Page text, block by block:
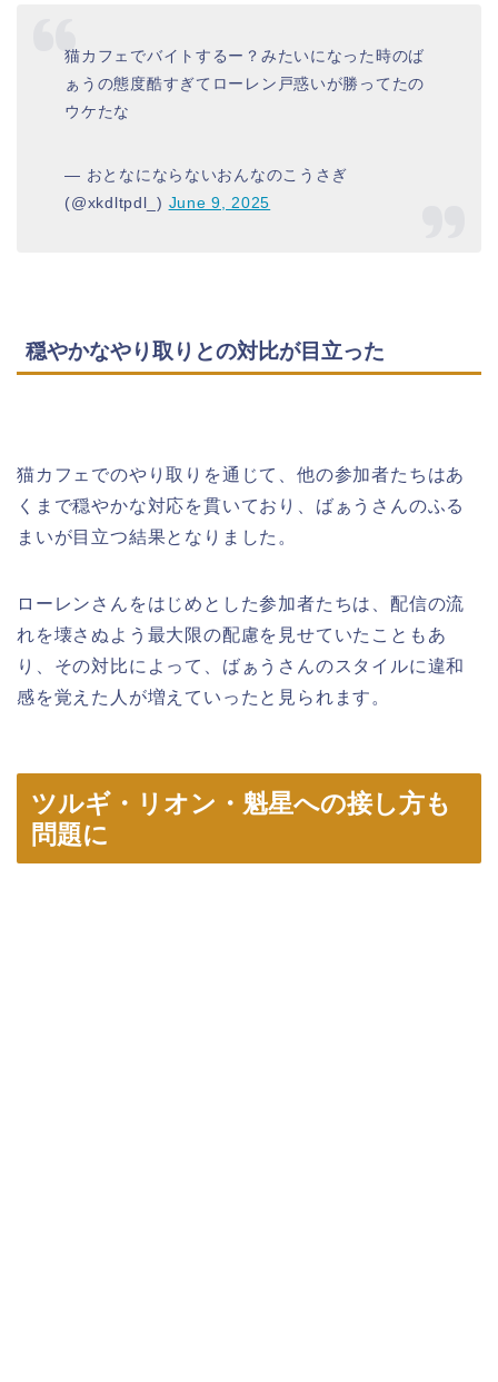
猫カフェでバイトするー？みたいになった時のば
ぁうの態度酷すぎてローレン戸惑いが勝ってたの
ウケたな
— おとなにならないおんなのこうさぎ
(@xkdltpdl_) June 9, 2025
穏やかなやり取りとの対比が目立った
猫カフェでのやり取りを通じて、他の参加者たちはあ
くまで穏やかな対応を貫いており、ばぁうさんのふる
まいが目立つ結果となりました。
ローレンさんをはじめとした参加者たちは、配信の流
れを壊さぬよう最大限の配慮を見せていたこともあ
り、その対比によって、ばぁうさんのスタイルに違和
感を覚えた人が増えていったと見られます。
ツルギ・リオン・魁星への接し方も
問題に